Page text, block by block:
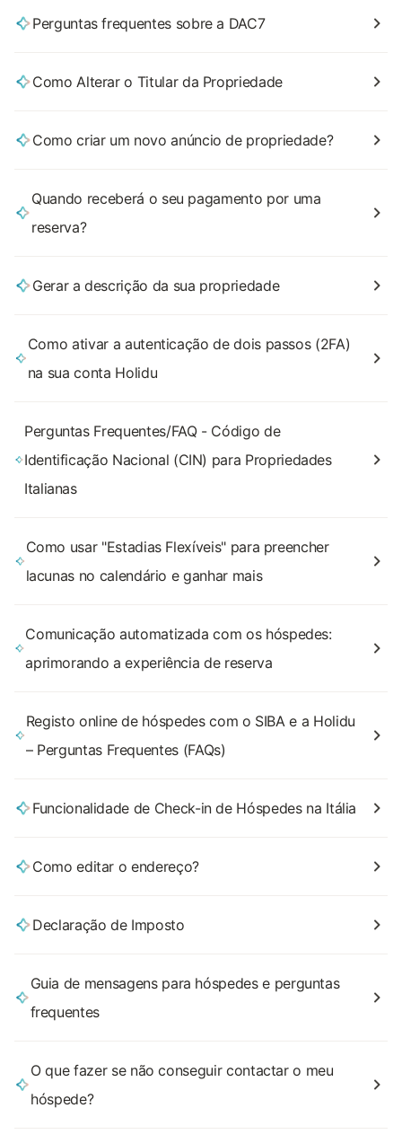
Perguntas frequentes sobre a DAC7
Como Alterar o Titular da Propriedade
Como criar um novo anúncio de propriedade?
Quando receberá o seu pagamento por uma
reserva?
Gerar a descrição da sua propriedade
Como ativar a autenticação de dois passos (2FA)
na sua conta Holidu
Perguntas Frequentes/FAQ - Código de
Identificação Nacional (CIN) para Propriedades
Italianas
Como usar "Estadias Flexíveis" para preencher
lacunas no calendário e ganhar mais
Comunicação automatizada com os hóspedes:
aprimorando a experiência de reserva
Registo online de hóspedes com o SIBA e a Holidu
– Perguntas Frequentes (FAQs)
Funcionalidade de Check-in de Hóspedes na Itália
Como editar o endereço?
Declaração de Imposto
Guia de mensagens para hóspedes e perguntas
frequentes
O que fazer se não conseguir contactar o meu
hóspede?